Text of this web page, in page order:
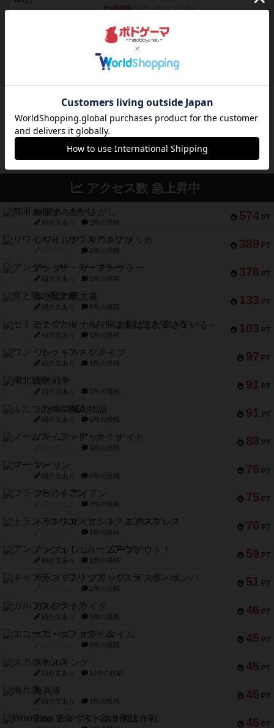
約6時間前
ワイアームスパン
初プレイの感想です。ウイングスパン履修済のコ
メントとなります。ウイング...
約6時間前by daisdice
ボドゲーマのアプリ版はこちら
アクセス数 急上昇中
574 PT
無限まちがいさがし
紹介文あり 2件の投稿
389 PT
リワイルド：サウスアメリカ
2件の投稿
378 PT
アンダー・ザ・テーブラー
紹介文あり 1件の投稿
133 PT
宵と暁の呪文書
紹介文あり 8件の投稿
103 PT
セミファイナル ～お前はまだ生きている～
紹介文あり 1件の投稿
97 PT
ワン・トゥ・ファイブ
紹介文あり 1件の投稿
91 PT
南北戦争
紹介文あり 1件の投稿
91 PT
ふたつの城の物語
紹介文あり 6件の投稿
88 PT
ノームズ・アット・ナイト
1件の投稿
76 PT
マーリン
紹介文あり 6件の投稿
75 PT
フラットアイアン
2件の投稿
70 PT
トランスオリエント・エクスプレス
1件の投稿
59 PT
アンブッシュ！：ムーブアウト！
紹介文あり 1件の投稿
51 PT
キャプテン・フリップ：イスラ・ボンバ
2件の投稿
46 PT
ガルフストライク
紹介文あり 1件の投稿
45 PT
エコーズ・オブ・タイム
8件の投稿
45 PT
スカルキング
紹介文あり 12件の投稿
45 PT
海兵隊
紹介文あり 1件の投稿
45 PT
Bitter End ブタペスト救出作戦